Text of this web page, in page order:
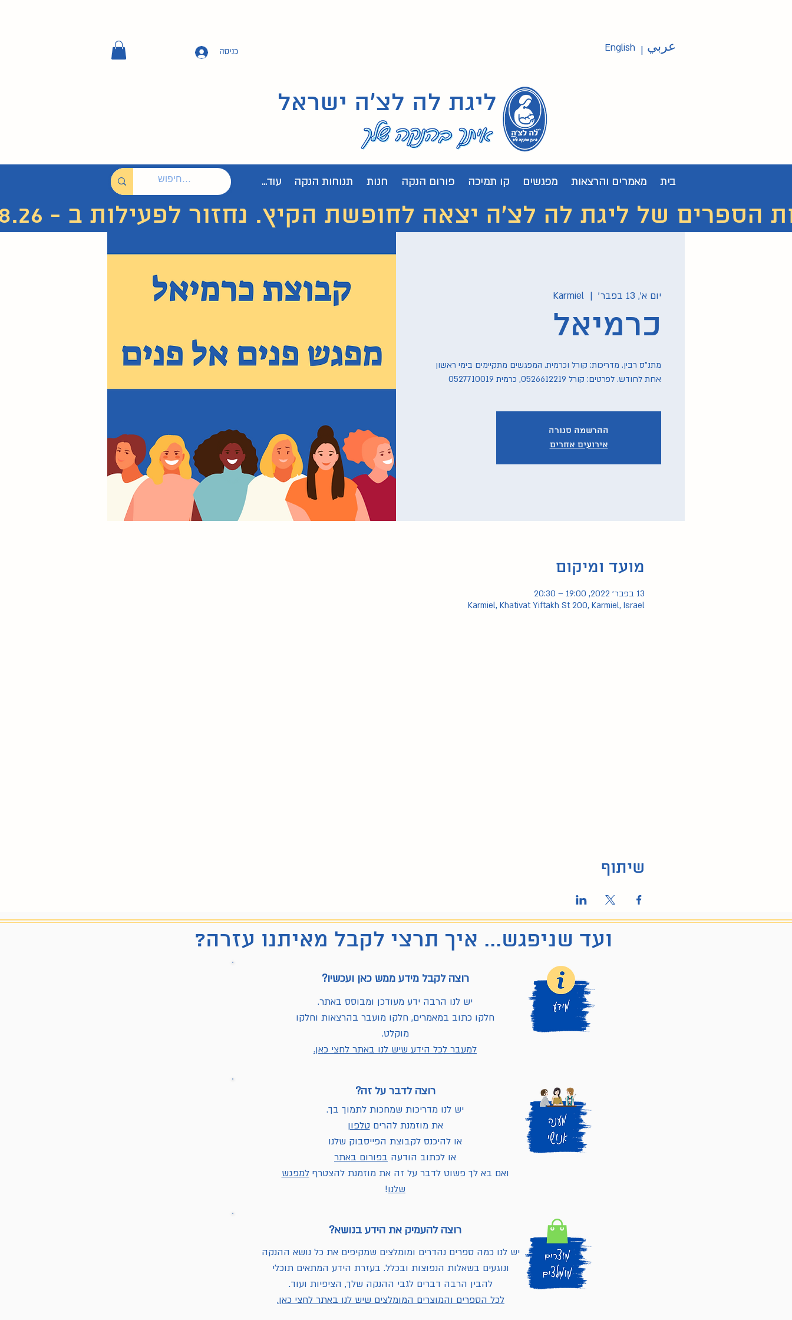
כניסה English عربي |
ליגת לה לצ'ה ישראל
בית מאמרים והרצאות מפגשים קו תמיכה פורום הנקה חנות תנוחות הנקה עוד...
הספרים של ליגת לה לצ'ה יצאה לחופשת הקיץ. נחזור לפעילות ב - 7.8.26
יום א׳, 13 בפבר׳
  |
Karmiel
כרמיאל
מתנ"ס רבין. מדריכות: קורל וכרמית. המפגשים מתקיימים בימי ראשון
אחת לחודש. לפרטים: קורל 0526612219, כרמית 0527710019
ההרשמה סגורה
אירועים אחרים
מועד ומיקום
13 בפבר׳ 2022, 19:00 – 20:30
Karmiel, Khativat Yiftakh St 200, Karmiel, Israel
שיתוף
ועד שניפגש... איך תרצי לקבל מאיתנו עזרה?
רוצה לקבל מידע ממש כאן ועכשיו?
יש לנו הרבה ידע מעודכן ומבוסס באתר.
חלקו כתוב במאמרים, חלקו מועבר בהרצאות וחלקו
מוקלט.
למעבר לכל הידע שיש לנו באתר לחצי כאן.
רוצה לדבר על זה?
יש לנו מדריכות שמחכות לתמוך בך.
את מוזמנת להריםטלפון
או להיכנס לקבוצת הפייסבוק שלנו
או לכתוב הודעה בפורום באתר
ואם בא לך פשוט לדבר על זה את מוזמנת להצטרףלמפגש
שלנו!
רוצה להעמיק את הידע בנושא?
יש לנו כמה ספרים נהדרים ומומלצים שמקיפים את כל נושא ההנקה
ונוגעים בשאלות הנפוצות ובכלל. בעזרת הידע המתאים תוכלי
להבין הרבה דברים לגבי ההנקה שלך, הציפיות ועוד.
לכל הספרים והמוצרים המומלצים שיש לנו באתר לחצי כאן.